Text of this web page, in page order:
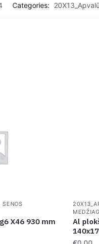
Categories:
SENOS
X46 930 mm
Al